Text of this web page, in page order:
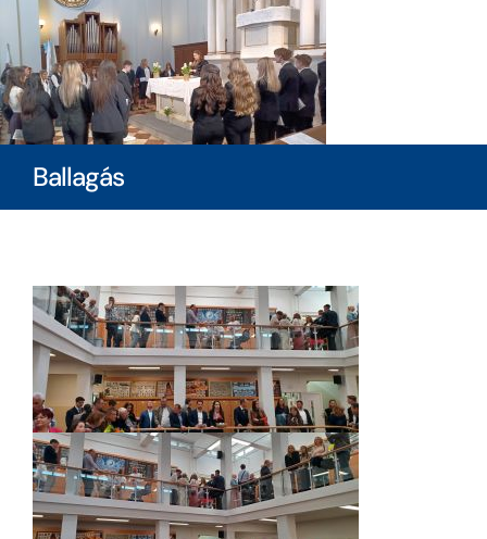
Ballagás